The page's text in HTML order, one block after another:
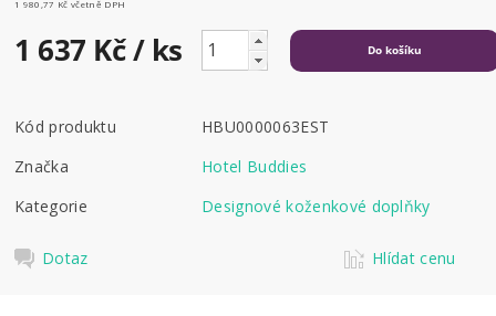
1 980,77 Kč včetně DPH
1 637 Kč/ ks
Kód produktu
HBU0000063EST
Značka
Hotel Buddies
Kategorie
Designové koženkové doplňky
Dotaz Hlídat cenu